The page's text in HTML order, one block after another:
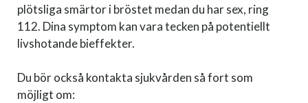
plötsliga smärtor i bröstet medan du har sex, ring
112. Dina symptom kan vara tecken på potentiellt
livshotande bieffekter.
Du bör också kontakta sjukvården så fort som
möjligt om: